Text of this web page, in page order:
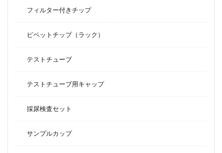
フィルター付きチップ
ピペットチップ（ラック）
テストチューブ
テストチューブ用キャップ
採尿検査セット
サンプルカップ